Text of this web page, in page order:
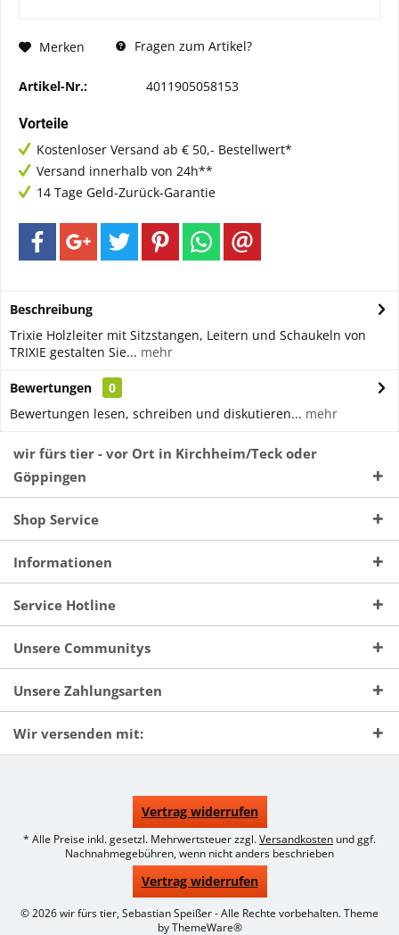
Merken Fragen zum Artikel?
Artikel-Nr.: 4011905058153
Vorteile
Kostenloser Versand ab € 50,- Bestellwert*
Versand innerhalb von 24h**
14 Tage Geld-Zurück-Garantie
Beschreibung
Trixie Holzleiter mit Sitzstangen, Leitern und Schaukeln von
TRIXIE gestalten Sie... mehr
Bewertungen
0
Bewertungen lesen, schreiben und diskutieren... mehr
wir fürs tier - vor Ort in Kirchheim/Teck oder
Göppingen
Shop Service
Informationen
Service Hotline
Unsere Communitys
Unsere Zahlungsarten
Wir versenden mit:
Vertrag widerrufen
* Alle Preise inkl. gesetzl. Mehrwertsteuer zzgl.Versandkosten und ggf.
Nachnahmegebühren, wenn nicht anders beschrieben
Vertrag widerrufen
© 2026 wir fürs tier, Sebastian Speißer - Alle Rechte vorbehalten. Theme
byThemeWare®